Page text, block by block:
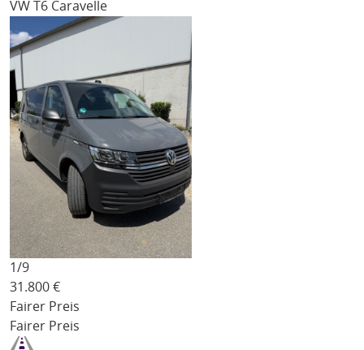
VW T6 Caravelle
1/9
31.800 €
Fairer Preis
Fairer Preis